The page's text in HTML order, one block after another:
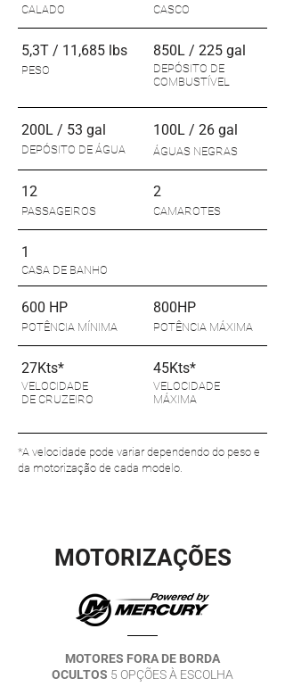
CALADO CASCO
5,3T / 11,685 lbs
PESO
850L / 225 gal
DEPÓSITO DE
COMBUSTÍVEL
200L / 53 gal
DEPÓSITO DE ÁGUA
100L / 26 gal
ÁGUAS NEGRAS
12
PASSAGEIROS
2
CAMAROTES
1
CASA DE BANHO
600 HP
POTÊNCIA MÍNIMA
800HP
POTÊNCIA MÁXIMA
27Kts*
VELOCIDADE
DE CRUZEIRO
45Kts*
VELOCIDADE
MÁXIMA
*A velocidade pode variar dependendo do peso e
da motorização de cada modelo.
MOTORIZAÇÕES
MOTORES FORA DE BORDA
OCULTOS 5 OPÇÕES À ESCOLHA